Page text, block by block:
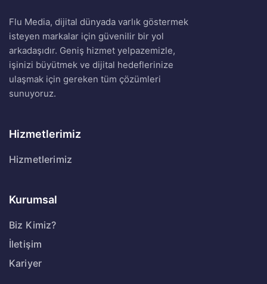
Flu Media, dijital dünyada varlık göstermek
isteyen markalar için güvenilir bir yol
arkadaşıdır. Geniş hizmet yelpazemizle,
işinizi büyütmek ve dijital hedeflerinize
ulaşmak için gereken tüm çözümleri
sunuyoruz.
Hizmetlerimiz
Hizmetlerimiz
Kurumsal
Biz Kimiz?
İletişim
Kariyer